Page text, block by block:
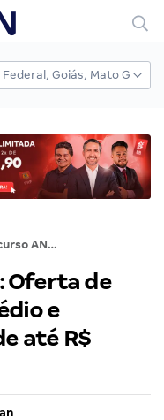
Concurso ANTT 2015: Oferta de 821 vagas de nível médio e superior com inicial de até R$ 11.776,90!
Oferta de
e
até R$